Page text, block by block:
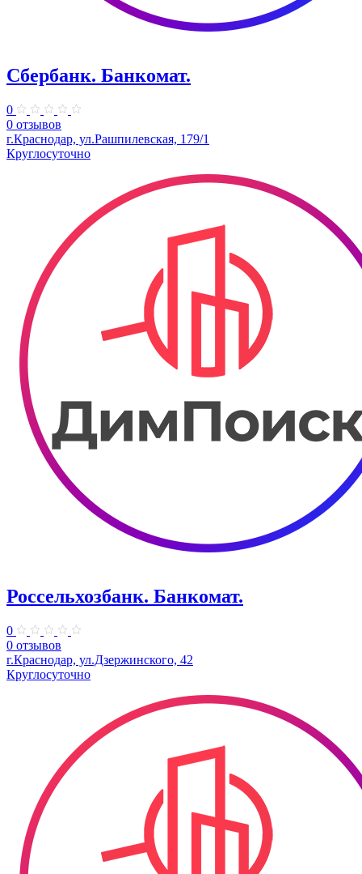
Сбербанк. Банкомат.
0
0 отзывов
г.Краснодар, ул.Рашпилевская, 179/1
Круглосуточно
Россельхозбанк. Банкомат.
0
0 отзывов
г.Краснодар, ул.Дзержинского, 42
Круглосуточно